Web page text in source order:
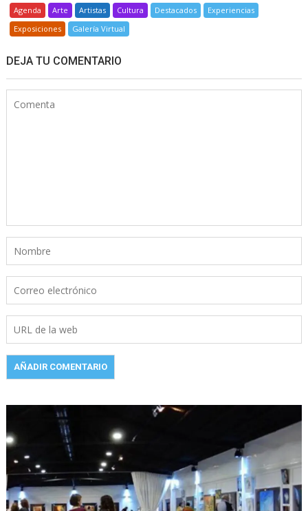
Agenda Arte Artistas Cultura Destacados
Experiencias
Exposiciones
Galería Virtual
DEJA TU COMENTARIO